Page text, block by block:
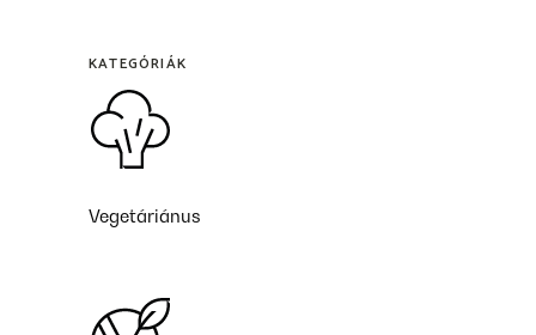
KATEGÓRIÁK
Vegetáriánus